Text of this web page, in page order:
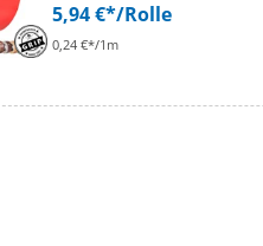
5,94 €*/Rolle
0,24 €*/1m